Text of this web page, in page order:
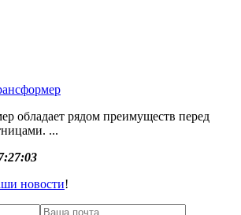
обладает рядом преимуществ перед
...
новости!